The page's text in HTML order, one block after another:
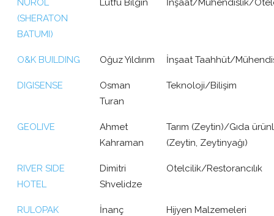
(SHERATON
BATUMI)
O&K BUILDING Oğuz Yıldırım İnşaat Taahhüt/
DIGISENSE
Osman
Turan
Teknoloji/Bilişim
GEOLIVE
Ahmet
Kahraman
Tarım (Zeytin)/Gıda
(Zeytin, Zeytinyağı)
RIVER SIDE
HOTEL
Dimitri
Shvelidze
Otelcilik/Restorancılık
RULOPAK
İnanç
Hijyen Malzemeleri